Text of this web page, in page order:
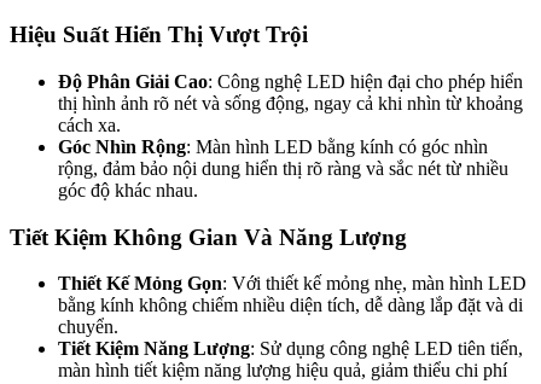
Hiệu Suất Hiển Thị Vượt Trội​
Độ Phân Giải Cao: Công nghệ LED hiện đại cho phép hiển
thị hình ảnh rõ nét và sống động, ngay cả khi nhìn từ khoảng
cách xa.
Góc Nhìn Rộng: Màn hình LED bằng kính có góc nhìn
rộng, đảm bảo nội dung hiển thị rõ ràng và sắc nét từ nhiều
góc độ khác nhau.
Tiết Kiệm Không Gian Và Năng Lượng​
Thiết Kế Mỏng Gọn: Với thiết kế mỏng nhẹ, màn hình LED
bằng kính không chiếm nhiều diện tích, dễ dàng lắp đặt và di
chuyển.
Tiết Kiệm Năng Lượng: Sử dụng công nghệ LED tiên tiến,
màn hình tiết kiệm năng lượng hiệu quả, giảm thiểu chi phí